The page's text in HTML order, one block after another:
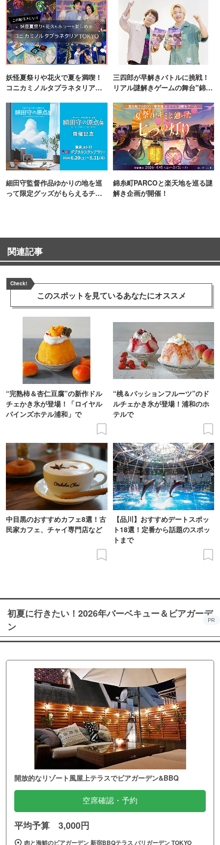
妖怪夏祭りや花火で夏を満喫！
コニカミノルタプラネタリア
三四郎が早解きバトルに挑戦！
リアル謎解きゲームの舞台"錦糸
細田守監督作品ゆかりの地を巡
って限定グッズがもらえるチャ
錦糸町PARCOと楽天地を巡る謎
解き企画が開催！
関連記事
Check!
このスポットを見ているあなたにオススメ
“完熟柿＆杏仁豆腐”の新作ドル
チェかき氷が登場！「ロイヤル
パインズホテル浦和」で
“桃＆パッションフルーツ”のド
ルチェかき氷が登場！浦和のホ
テルで
中目黒のおすすめカフェ8選！古
民家カフェ、チャイ専門店など
【品川】おすすめデートスポッ
ト18選！定番から話題のスポッ
トまで
初夏に行きたい！2026年バーベキュー＆ビアガーデ
ン
PR
開放的なリゾート風屋上テラスでビアガーデン&BBQ
空席確認・予約
平均予算 3,000円
肉と海鮮のビアガーデン 新宿BBQテラス バリガーデン TOKYO